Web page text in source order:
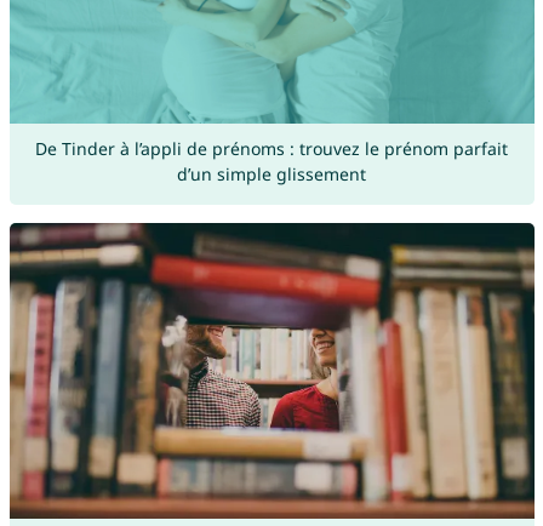
De Tinder à l’appli de prénoms : trouvez le prénom parfait
d’un simple glissement